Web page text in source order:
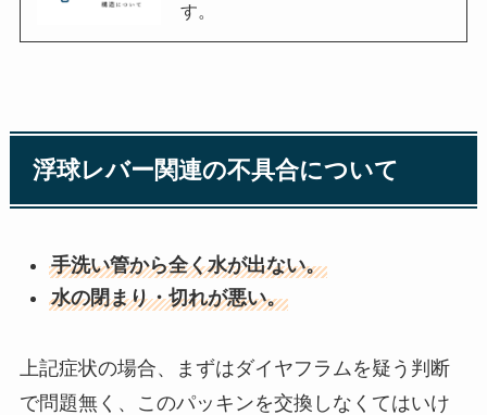
す。
浮球レバー関連の不具合について
手洗い管から全く水が出ない。
水の閉まり・切れが悪い。
上記症状の場合、まずはダイヤフラムを疑う判断
で問題無く、このパッキンを交換しなくてはいけ